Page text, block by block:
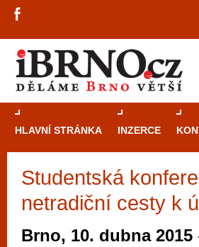
HLAVNÍ STRÁNKA INZERCE
Studentská
netradiční cesty k
Brno, 10. dubna 2015